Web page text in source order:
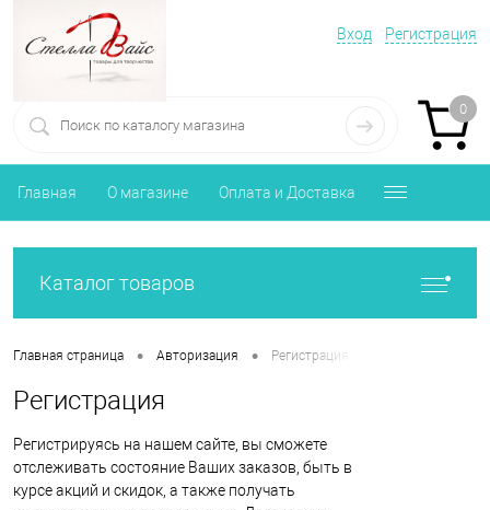
Вход Регистрация
0
Главная О магазине Оплата и Доставка
Каталог товаров
Главная страница • Авторизация • Регистрация
Регистрация
Регистрируясь на нашем сайте, вы сможете
отслеживать состояние Ваших заказов, быть в
курсе акций и скидок, а также получать